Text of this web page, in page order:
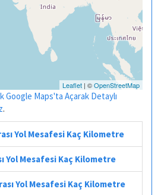
Leaflet | ©OpenStreetMap
Google Maps'ta Açarak Detaylı
.
Yol Mesafesi Kaç Kilometre
Yol Mesafesi Kaç Kilometre
Yol Mesafesi Kaç Kilometre